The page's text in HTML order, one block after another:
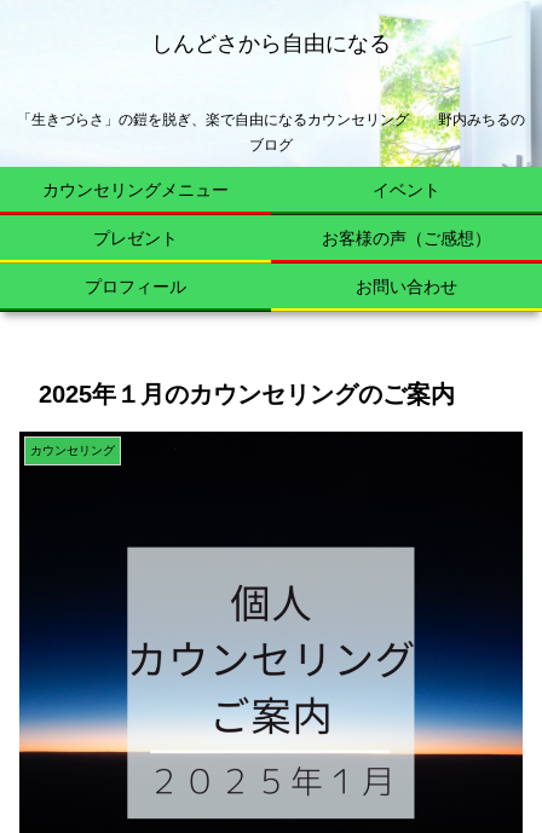
しんどさから自由になる
「生きづらさ」の鎧を脱ぎ、楽で自由になるカウンセリング 野内みちるの
ブログ
カウンセリングメニュー イベント
プレゼント お客様の声（ご感想）
プロフィール お問い合わせ
2025年１月のカウンセリングのご案内
カウンセリング